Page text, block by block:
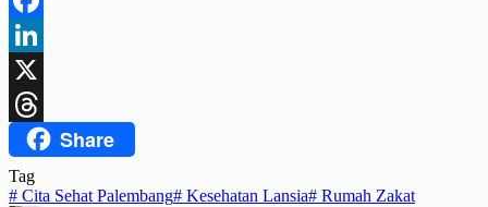
Facebook
LinkedIn
X
ThreadsShare
Tag
# Cita Sehat Palembang# Kesehatan Lansia# Rumah Zakat